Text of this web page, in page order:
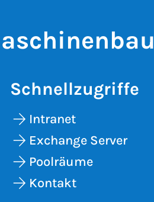
Schnellzugriffe
Intranet
Exchange Server
Poolräume
Kontakt